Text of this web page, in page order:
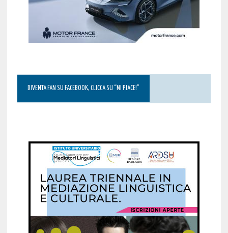
DIVENTA FAN SU FACEBOOK, CLICCA SU “MI PIACE!”